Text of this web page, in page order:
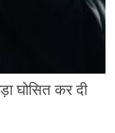
घोसित कर दी